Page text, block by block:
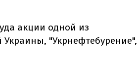
акции одной из
"Укрнефтебурение",